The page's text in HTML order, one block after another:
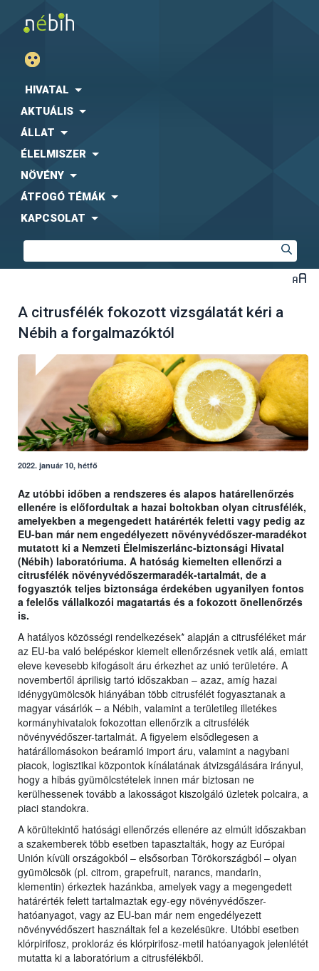
HIVATAL
AKTUÁLIS
ÁLLAT
ÉLELMISZER
NÖVÉNY
ÁTFOGÓ TÉMÁK
KAPCSOLAT
A citrusfélék fokozott vizsgálatát kéri a
Nébih a forgalmazóktól
2022. január 10, hétfő
Az utóbbi időben a rendszeres és alapos határellenőrzés
ellenére is előfordultak a hazai boltokban olyan citrusfélék,
amelyekben a megengedett határérték feletti vagy pedig az
EU-ban már nem engedélyezett növényvédőszer-maradékot
mutatott ki a Nemzeti Élelmiszerlánc-biztonsági Hivatal
(Nébih) laboratóriuma. A hatóság kiemelten ellenőrzi a
citrusfélék növényvédőszermaradék-tartalmát, de a
fogyasztók teljes biztonsága érdekében ugyanilyen fontos
a felelős vállalkozói magatartás és a fokozott önellenőrzés
is.
A hatályos közösségi rendelkezések* alapján a citrusféléket már
az EU-ba való belépéskor kiemelt ellenőrzésnek vetik alá, emiatt
eleve kevesebb kifogásolt áru érkezhet az unió területére. A
novembertől áprilisig tartó időszakban – azaz, amíg hazai
idénygyümölcsök hiányában több citrusfélét fogyasztanak a
magyar vásárlók – a Nébih, valamint a területileg illetékes
kormányhivatalok fokozottan ellenőrzik a citrusfélék
növényvédőszer-tartalmát. A figyelem elsődlegesen a
határállomásokon beáramló import áru, valamint a nagybani
piacok, logisztikai központok kínálatának átvizsgálására irányul,
hogy a hibás gyümölcstételek innen már biztosan ne
kerülhessenek tovább a lakosságot kiszolgáló üzletek polcaira, a
piaci standokra.
A körültekintő hatósági ellenőrzés ellenére az elmúlt időszakban
a szakemberek több esetben tapasztalták, hogy az Európai
Unión kívüli országokból – elsősorban Törökországból – olyan
gyümölcsök (pl. citrom, grapefruit, narancs, mandarin,
klementin) érkeztek hazánkba, amelyek vagy a megengedett
határérték felett tartalmaztak egy-egy növényvédőszer-
hatóanyagot, vagy az EU-ban már nem engedélyezett
növényvédőszert használtak fel a kezelésükre. Utóbbi esetben
klórpirifosz, prokloráz és klórpirifosz-metil hatóanyagok jelenlétét
mutatta ki a laboratórium a citrusfélékből.